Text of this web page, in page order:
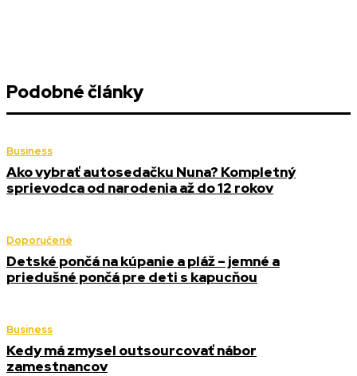
Podobné články
Business
Ako vybrať autosedačku Nuna? Kompletný
sprievodca od narodenia až do 12 rokov
Doporučené
Detské pončá na kúpanie a pláž – jemné a
priedušné pončá pre deti s kapucňou
Business
Kedy má zmysel outsourcovať nábor
zamestnancov